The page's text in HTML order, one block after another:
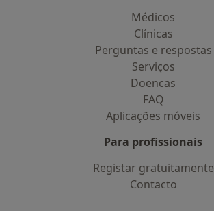
Médicos
Clínicas
Perguntas e respostas
Serviços
Doencas
FAQ
Aplicações móveis
Para profissionais
Registar gratuitamente
Contacto